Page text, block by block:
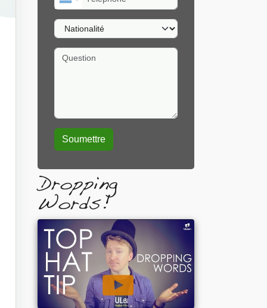
Nationalité
Question
Dropping
Words!